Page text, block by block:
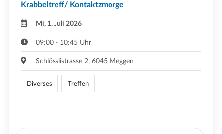
Krabbeltreff/ Kontaktzmorge
Mi, 1. Juli 2026
09:00 - 10:45 Uhr
Schlösslistrasse 2, 6045 Meggen
Diverses Treffen